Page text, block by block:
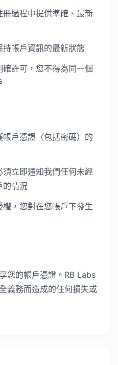
冊過程中提供準確、最新
帳戶資訊的最新狀態
確許可，您不得為同一個
帳戶憑證（包括密碼）的
須立即通知我們任何未經
的情況
，您對在您帳戶下發生
您的帳戶憑證。RB Labs
義務而造成的任何損失或